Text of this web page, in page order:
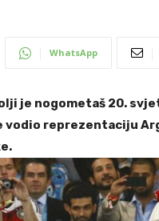
WhatsApp
je nogometaš 20.
vodio reprezentaciju